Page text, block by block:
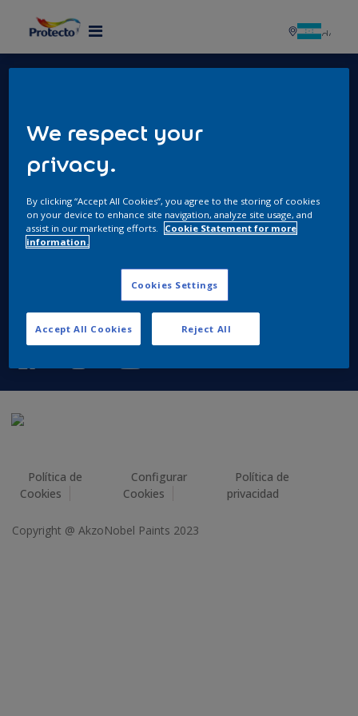
Política de Protección de Datos Personales
Política HSEQ
Canal de Denuncias SpeakUp
Términos y condiciones de ventas 2025
Contáctanos
Horario de atención: lunes a viernes de 8 a.m. a 5
p.m. y sábados de 8 a.m. a 12 m.
Política de
Cookies
Configurar
Cookies
Política de
privacidad
Copyright @ AkzoNobel Paints 2023
We respect your
privacy.
By clicking “Accept All Cookies”, you agree to the storing of cookies
on your device to enhance site navigation, analyze site usage, and
assist in our marketing efforts.
Cookie Statement for more
information.
Cookies Settings
Reject All
Accept All Cookies